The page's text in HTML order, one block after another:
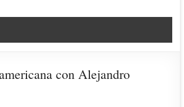
con Alejandro